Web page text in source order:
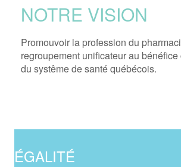
NOTRE VISION
Promouvoir la profession du
regroupement unificateur au
du systême de santé québécois.
ÉGALITÉ